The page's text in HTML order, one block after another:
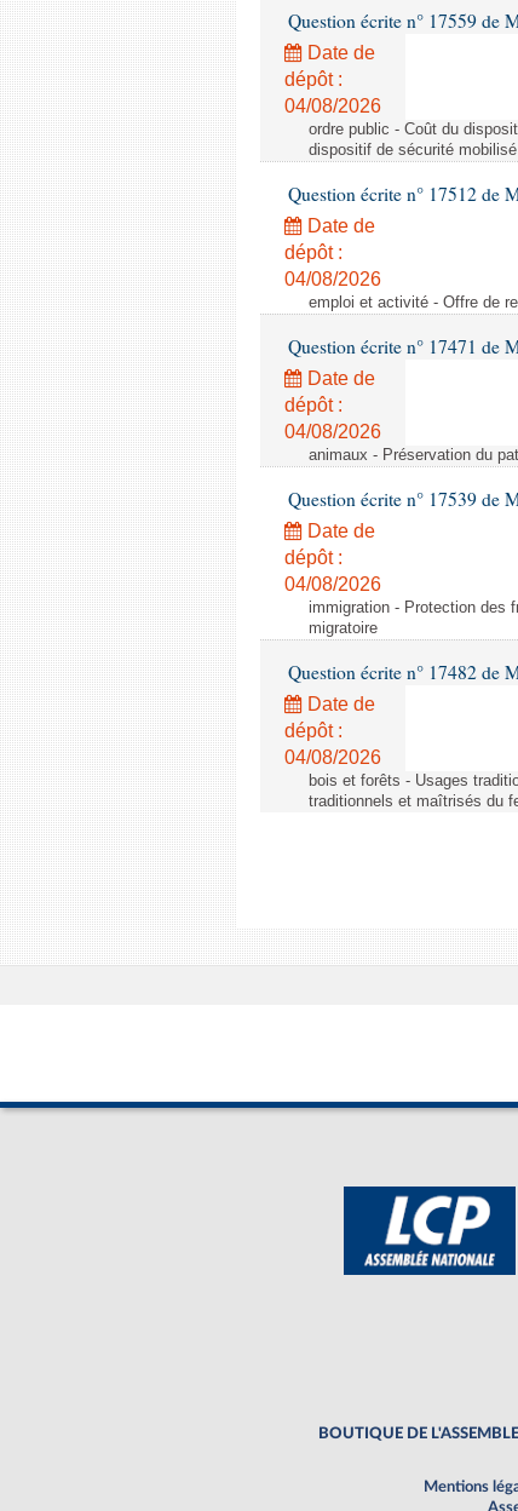
Question écrite n° 17559 de
Date de
dépôt :
04/08/2026
ordre public - Coût du
dispositif de sécurité
Question écrite n° 17512 de
Date de
dépôt :
04/08/2026
emploi et activité - Offre de
Question écrite n° 17471 de
Date de
dépôt :
04/08/2026
animaux - Préservation du
Question écrite n° 17539 de
Date de
dépôt :
04/08/2026
immigration - Protection des
migratoire
Question écrite n° 17482 de
Date de
dépôt :
04/08/2026
bois et forêts - Usages
traditionnels et maîtrisés du
BOUTIQUE DE
Mentions